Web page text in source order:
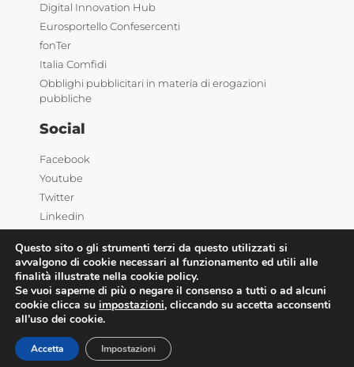
Digital Innovation Hub
Eurosportello Confesercenti
fonTer
Italia Comfidi
Obblighi pubblicitari in materia di erogazioni
pubbliche
Social
Facebook
Youtube
Twitter
Linkedin
©2025 Confesercenti | Ufficio stampa: Via Nazionale,
Questo sito o gli strumenti terzi da questo utilizzati si
avvalgono di cookie necessari al funzionamento ed utili alle
finalità illustrate nella cookie policy.
Se vuoi saperne di più o negare il consenso a tutti o ad alcuni
cookie clicca su impostazioni, cliccando su accetta acconsenti
all’uso dei cookie.
Accetta Impostazioni